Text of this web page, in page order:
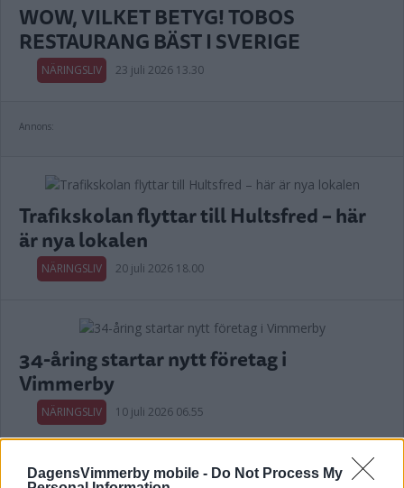
DagensVimmerby mobile - Do Not Process My
WOW, VILKET BETYG! TOBOS
RESTAURANG BÄST I SVERIGE
NÄRINGSLIV 23 juli 2026 13.30
Annons:
Trafikskolan flyttar till Hultsfred – här
är nya lokalen
NÄRINGSLIV 20 juli 2026 18.00
34-åring startar nytt företag i
Vimmerby
NÄRINGSLIV 10 juli 2026 06.55
Annons: